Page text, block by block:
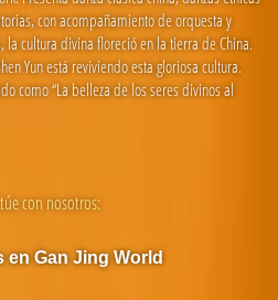
con acompañamiento de orquesta y
la cultura divina floreció en la tierra de China.
Yun está reviviendo esta gloriosa cultura.
como “La belleza de los seres divinos al
con nosotros:
en Gan Jing World